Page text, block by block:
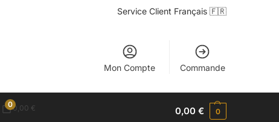
Service Client Français 🇫🇷
Mon Compte Commande
00,00 € 0,00€ 0